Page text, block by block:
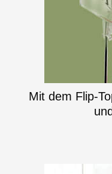
Mit dem Flip-